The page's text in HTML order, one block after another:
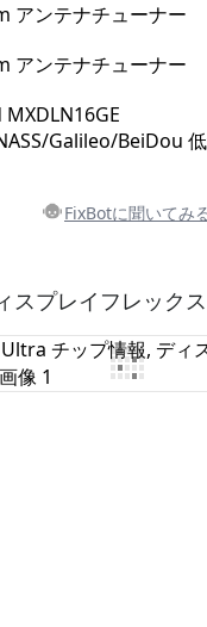
アンテナチューナー
アンテナチューナー
Galileo/BeiDou
FixBotに聞いてみ
コメントを追加
追加
スプレイフレックス